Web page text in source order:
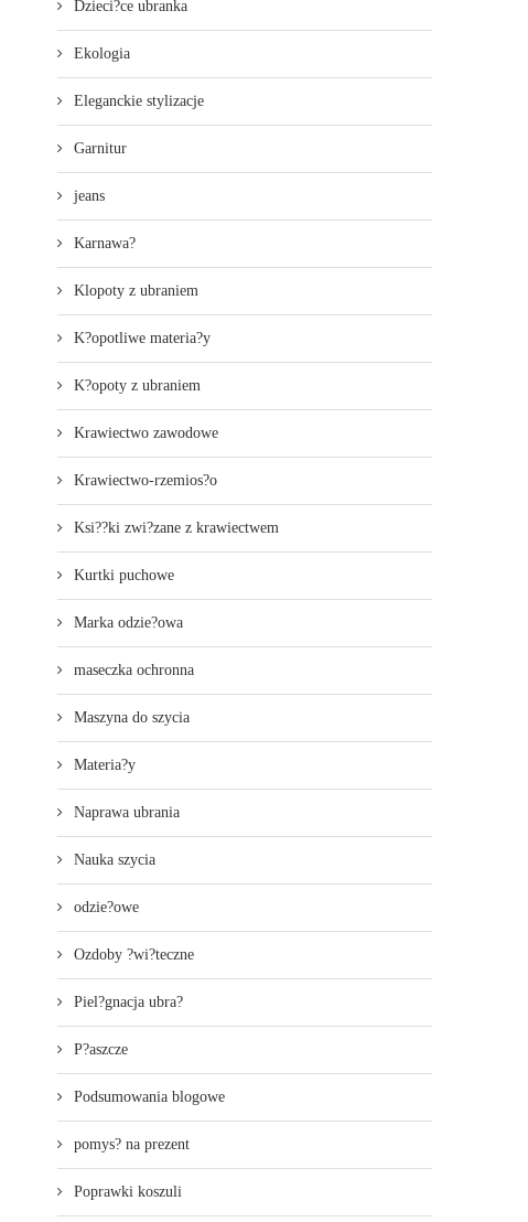
Dzieci?ce ubranka
Ekologia
Eleganckie stylizacje
Garnitur
jeans
Karnawa?
Klopoty z ubraniem
K?opotliwe materia?y
K?opoty z ubraniem
Krawiectwo zawodowe
Krawiectwo-rzemios?o
Ksi??ki zwi?zane z krawiectwem
Kurtki puchowe
Marka odzie?owa
maseczka ochronna
Maszyna do szycia
Materia?y
Naprawa ubrania
Nauka szycia
odzie?owe
Ozdoby ?wi?teczne
Piel?gnacja ubra?
P?aszcze
Podsumowania blogowe
pomys? na prezent
Poprawki koszuli